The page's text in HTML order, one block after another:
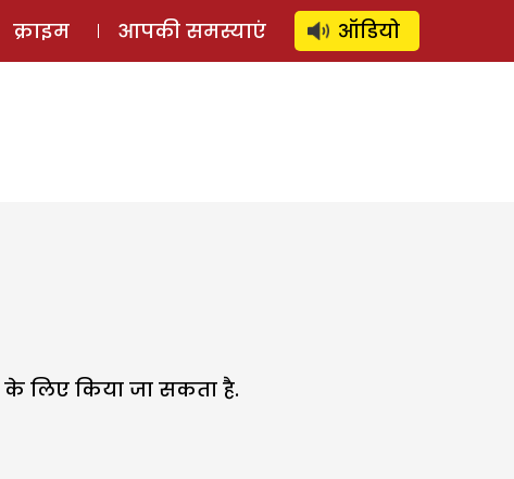
स्टोरी लॉग इन ⚲ SUBSCRIBE
क्राइम आपकी समस्याएं ऑडियो
लिए किया जा सकता है.